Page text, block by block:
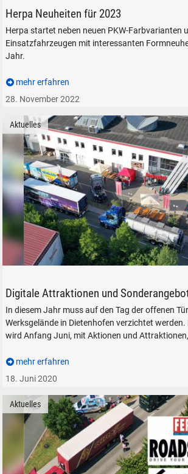
Herpa Neuheiten für 2023
Herpa startet neben neuen PKW-Farbvarianten
Einsatzfahrzeugen mit interessanten
Jahr.
mehr erfahren
28. November 2022
Digitale Attraktionen und
In diesem Jahr muss auf den Tag der offenen
Werksgelände in Dietenhofen verzichtet
wird Anfang Juni, mit Aktionen und
mehr erfahren
18. Juni 2020
Aktuelles
Aktuelles